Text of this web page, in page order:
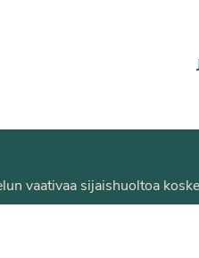
vaativaa sijaishuoltoa